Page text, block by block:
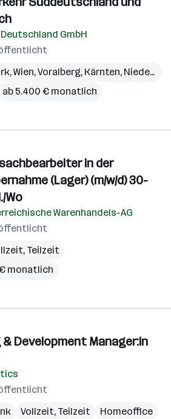
GmbH
,Wien,Voralberg, Kärnten, Niederösterreich
ab 5.400 € monatlich
in der
(Lager) (m/w/d) 30-
Wo
Warenhandels-AG
Teilzeit
monatlich
& Development Manager:in
Vollzeit, Teilzeit
Homeoffice